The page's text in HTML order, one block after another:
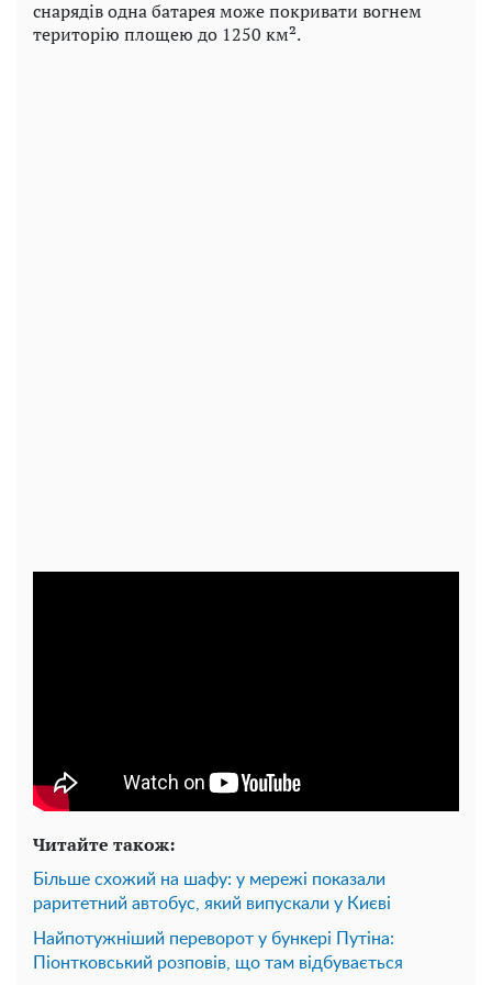
снарядів одна батарея може покривати вогнем
територію площею до 1250 км².
Читайте також:
Більше схожий на шафу: у мережі показали
раритетний автобус, який випускали у Києві
Найпотужніший переворот у бункері Путіна:
Піонтковський розповів, що там відбувається